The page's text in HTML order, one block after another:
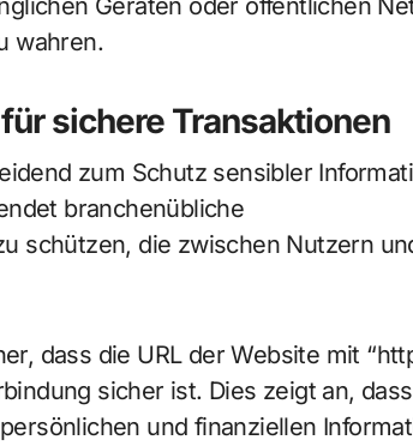
wahren.
sichere Transaktionen
zum Schutz sensibler
branchenübliche
schützen, die zwischen Nutzern
dass die URL der Website mit
sicher ist. Dies zeigt an,
und finanziellen